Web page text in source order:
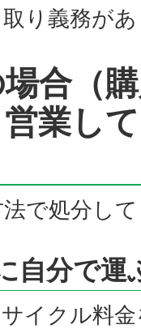
り義務が
合（
業し
で処分し
自分で運
イクル料